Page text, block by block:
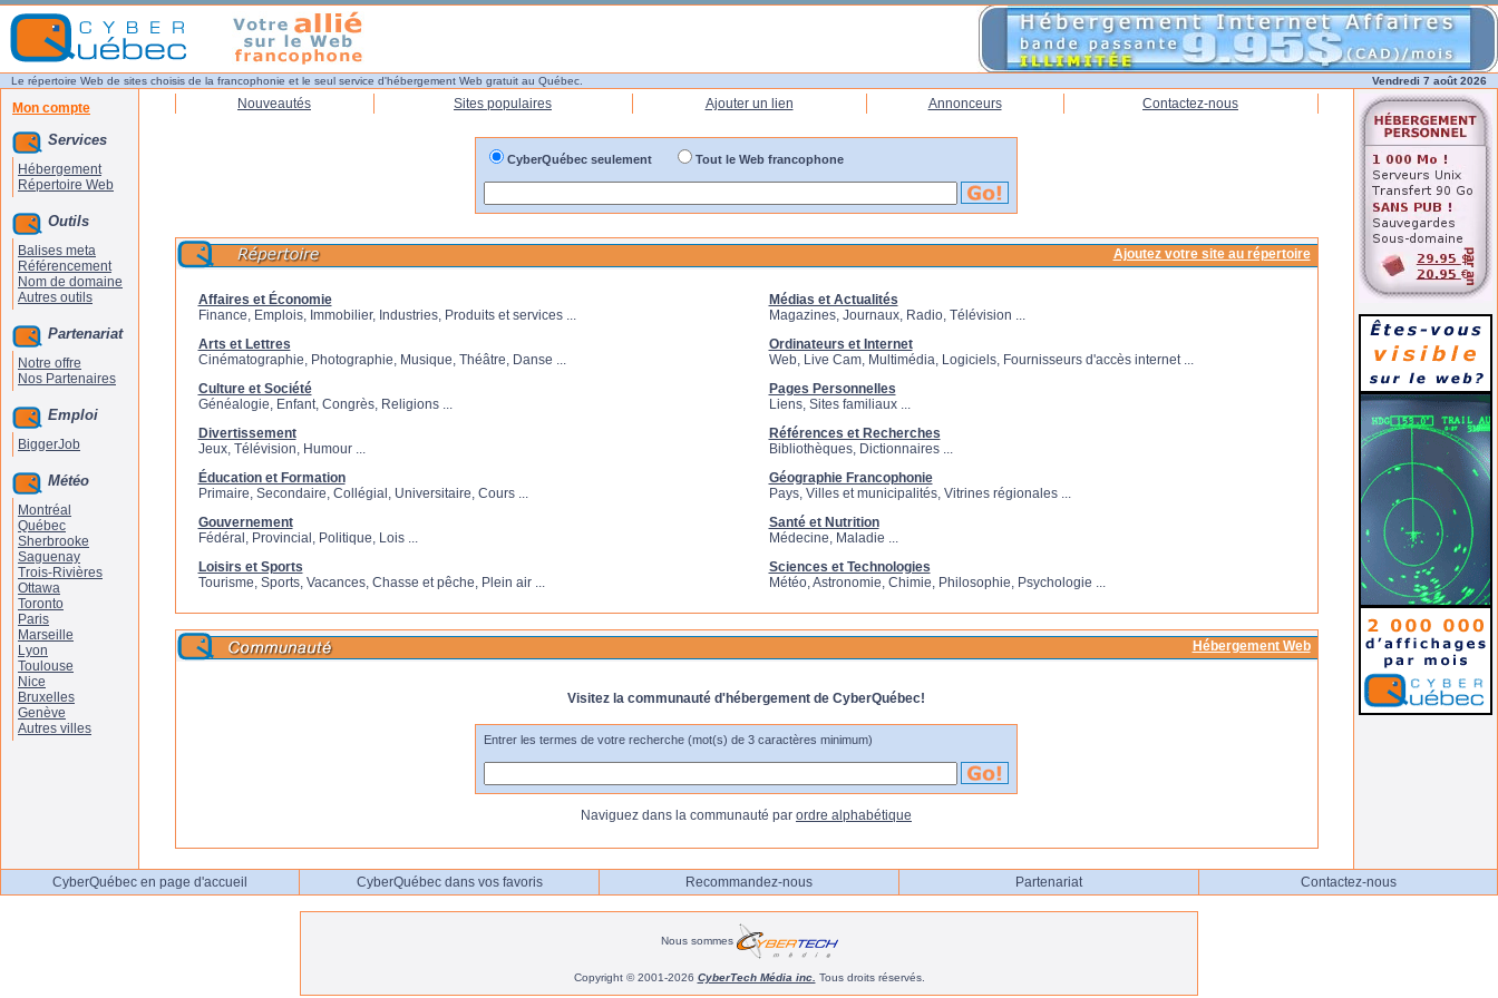
Le répertoire Web de sites choisis de la francophonie et le seul service d'hébergement Web gratuit au Québec. Vendredi 7 août 2026
Mon compte
Services
Hébergement
Répertoire Web
Outils
Balises meta
Référencement
Nom de domaine
Autres outils
Partenariat
Notre offre
Nos Partenaires
Emploi
BiggerJob
Météo
Montréal
Québec
Sherbrooke
Saguenay
Trois-Rivières
Ottawa
Toronto
Paris
Marseille
Lyon
Toulouse
Nice
Bruxelles
Genève
Autres villes
Nouveautés Sites populaires Ajouter un lien Annonceurs Contactez-nous
CyberQuébec seulement Tout le Web francophone
Ajoutez votre site au répertoire
Affaires et Économie
Finance, Emplois, Immobilier, Industries, Produits et services ...
Arts et Lettres
Cinématographie, Photographie, Musique, Théâtre, Danse ...
Culture et Société
Généalogie, Enfant, Congrès, Religions ...
Divertissement
Jeux, Télévision, Humour ...
Éducation et Formation
Primaire, Secondaire, Collégial, Universitaire, Cours ...
Gouvernement
Fédéral, Provincial, Politique, Lois ...
Loisirs et Sports
Tourisme, Sports, Vacances, Chasse et pêche, Plein air ...
Médias et Actualités
Magazines, Journaux, Radio, Télévision ...
Ordinateurs et Internet
Web, Live Cam, Multimédia, Logiciels, Fournisseurs d'accès internet ...
Pages Personnelles
Liens, Sites familiaux ...
Références et Recherches
Bibliothèques, Dictionnaires ...
Géographie Francophonie
Pays, Villes et municipalités, Vitrines régionales ...
Santé et Nutrition
Médecine, Maladie ...
Sciences et Technologies
Météo, Astronomie, Chimie, Philosophie, Psychologie ...
Hébergement Web
Visitez la communauté d'hébergement de CyberQuébec!
Entrer les termes de votre recherche (mot(s) de 3 caractères minimum)
Naviguez dans la communauté par ordre alphabétique
CyberQuébec en page d'accueil CyberQuébec dans vos favoris Recommandez-nous Partenariat Contactez-nous
Nous sommes
Copyright © 2001-2026 CyberTech Média inc. Tous droits réservés.